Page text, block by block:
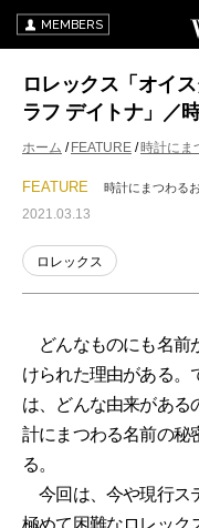
MEMBERS
ロレックス「オイ
ラフ デイトナ」／
ホーム FEATURE 時計にま
FEATURE 時計にまつわる
2021.03.13
ロレックス
どんなものにも名前
けられた理由がある。
は、どんな由来があ
計にまつわる名前の秘
る。
今回は、今や現行ス
極めて困難なロレック